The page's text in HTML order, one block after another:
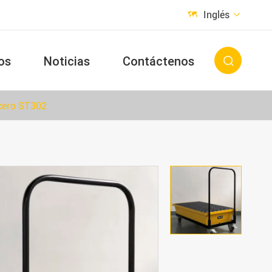
 Inglés 
Noticias Contáctenos 
ST302